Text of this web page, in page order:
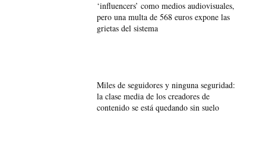
‘influencers’ como medios audiovisuales,
pero una multa de 568 euros expone las
grietas del sistema
Miles de seguidores y ninguna seguridad:
la clase media de los creadores de
contenido se está quedando sin suelo